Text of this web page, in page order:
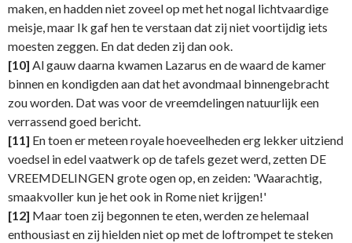
maken, en hadden niet zoveel op met het nogal lichtvaardige
meisje, maar Ik gaf hen te verstaan dat zij niet voortijdig iets
moesten zeggen. En dat deden zij dan ook.
[10] Al gauw daarna kwamen Lazarus en de waard de kamer
binnen en kondigden aan dat het avondmaal binnengebracht
zou worden. Dat was voor de vreemdelingen natuurlijk een
verrassend goed bericht.
[11] En toen er meteen royale hoeveelheden erg lekker uitziend
voedsel in edel vaatwerk op de tafels gezet werd, zetten DE
VREEMDELINGEN grote ogen op, en zeiden: 'Waarachtig,
smaakvoller kun je het ook in Rome niet krijgen!'
[12] Maar toen zij begonnen te eten, werden ze helemaal
enthousiast en zij hielden niet op met de loftrompet te steken